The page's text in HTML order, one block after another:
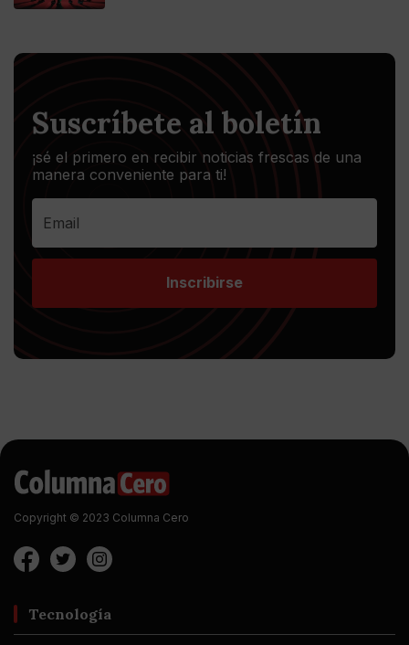
Suscríbete al boletín
¡sé el primero en recibir noticias frescas de una
manera conveniente para ti!
Inscribirse
Copyright © 2023 Columna Cero
Tecnología